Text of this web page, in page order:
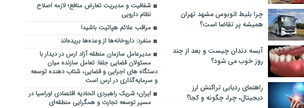
چرا بلیط اتوبوس مشهد تهران
همیشه پر تقاضا است؟
آبسه دندان چیست و بعد از چند
روز خوب می‌ شود؟
راهنمای ردیابی تراکنش ارز
دیجیتال، چرا، چگونه و کجا؟
شفافیت و مدیریت تعارض منافع؛ لازمه اصلاح
نظام دارویی
مراقب علائم هپاتیت باشید!
منفرد: داروخانه‌ها از وعده‌ها بریده‌اند
مدیرعامل سازمان منطقه آزاد ارس در دیدار با
مسئولان قضایی جلفا: تعامل سازنده میان
دستگاه‌ های اجرایی و قضایی، شتاب‌ دهنده توسعه
و سرمایه‌گذاری در ارس است
ایران؛ شریک راهبردی اتحادیه اقتصادی اوراسیا در
مسیر توسعه تجارت و همگرایی منطقه‌ای